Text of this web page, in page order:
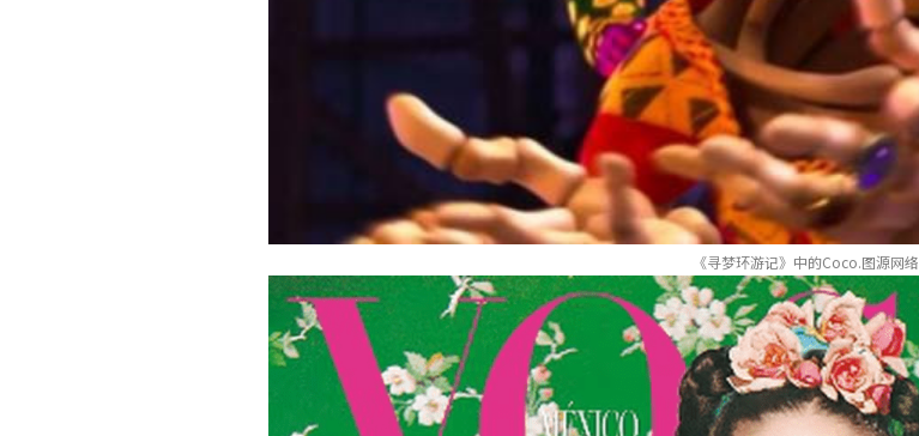
《寻梦环游记》中的Coco.图源网络